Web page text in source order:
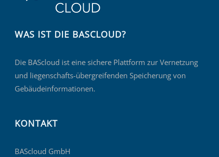
WAS IST DIE BASCLOUD?
Die BAScloud ist eine sichere Plattform zur Vernetzung
und liegenschafts-übergreifenden Speicherung von
Gebäudeinformationen.
KONTAKT
BAScloud GmbH